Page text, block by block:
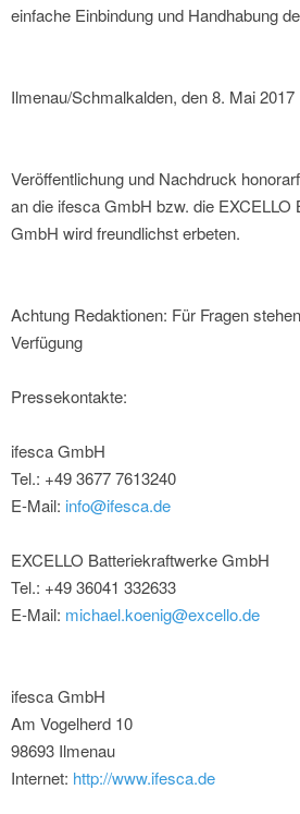
einfache Einbindung und Handhabung
Ilmenau/Schmalkalden, den 8. Mai 2017
Veröffentlichung und Nachdruck
an die ifesca GmbH bzw. die EXCELLO
GmbH wird freundlichst erbeten.
Achtung Redaktionen: Für Fragen
Verfügung
Pressekontakte:
ifesca GmbH
Tel.: +49 3677 7613240
E-Mail: info@ifesca.de
EXCELLO Batteriekraftwerke GmbH
Tel.: +49 36041 332633
E-Mail: michael.koenig@excello.de
ifesca GmbH
Am Vogelherd 10
98693 Ilmenau
Internet: http://www.ifesca.de